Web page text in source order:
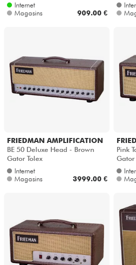
HiFi
Voir nos
Internet
Magasins
909.00 €
FRIEDMAN AMPLIFICATION
BE 50 Deluxe Head - Brown
Gator Tolex
Internet
Magasins
3999.00 €
Pink
Gator